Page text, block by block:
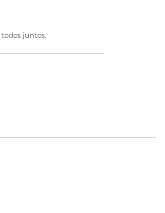
todos juntos.